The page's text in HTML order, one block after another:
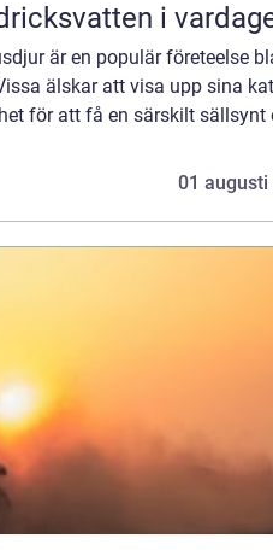
i
är en populär företeelse
älskar att visa upp sina
för att få en särskilt sällsynt
01 augusti